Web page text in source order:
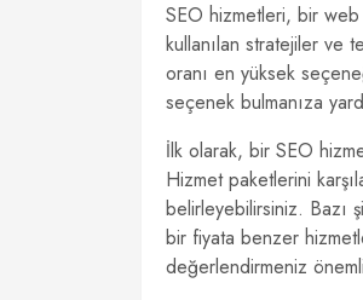
SEO hizmetleri, bir web
kullanılan stratejiler ve
oranı en yüksek
seçenek bulmanıza
İlk olarak, bir SEO
Hizmet paketlerini
belirleyebilirsiniz. Bazı
bir fiyata benzer
değerlendirmeniz